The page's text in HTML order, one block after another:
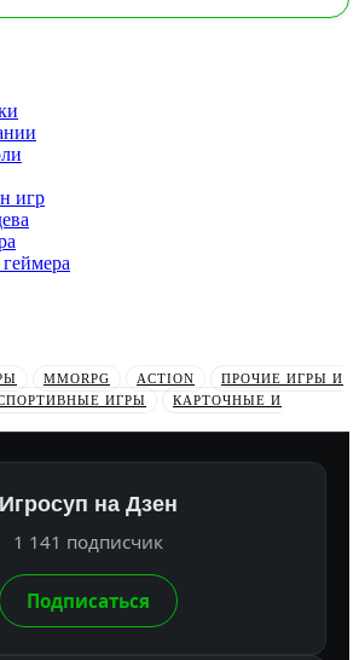
игр
MMORPG ACTION
ПРОЧИЕ ИГРЫ И
ИГРЫ
КАРТОЧНЫЕ И
Игросуп на Дзен
1 141 подписчик
Подписаться